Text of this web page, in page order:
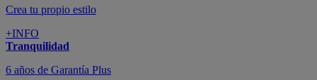
Crea tu propio estilo
+INFO
Tranquilidad
6 años de Garantía Plus